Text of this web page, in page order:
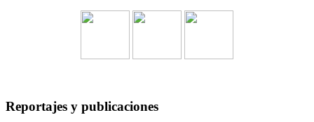
Reportajes y publicaciones